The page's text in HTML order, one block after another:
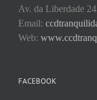
Av. da Liberdade
Email:
Web:
FACEBOOK